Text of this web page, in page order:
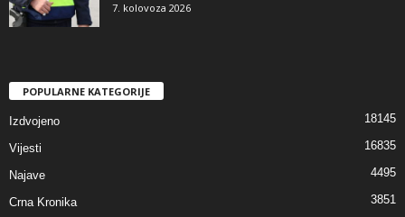
7. kolovoza 2026
POPULARNE KATEGORIJE
Izdvojeno 18145
Vijesti 16835
Najave 4495
Crna Kronika 3851